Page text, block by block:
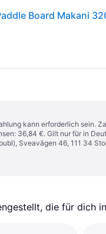
kann erforderlich
36,84 €. Gilt nur für in
Sveavägen 46, 111 34
die für dich